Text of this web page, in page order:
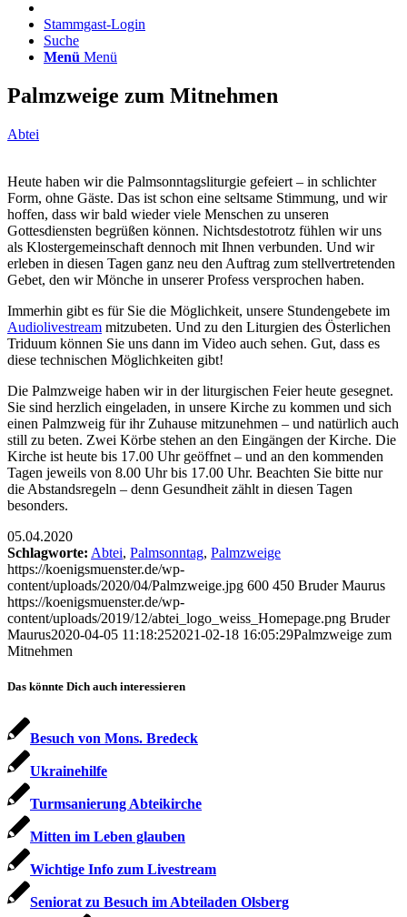
Stammgast-Login
Suche
Menü Menü
Palmzweige zum Mitnehmen
Abtei
Heute haben wir die Palmsonntagsliturgie gefeiert – in schlichter
Form, ohne Gäste. Das ist schon eine seltsame Stimmung, und wir
hoffen, dass wir bald wieder viele Menschen zu unseren
Gottesdiensten begrüßen können. Nichtsdestotrotz fühlen wir uns
als Klostergemeinschaft dennoch mit Ihnen verbunden. Und wir
erleben in diesen Tagen ganz neu den Auftrag zum stellvertretenden
Gebet, den wir Mönche in unserer Profess versprochen haben.
Immerhin gibt es für Sie die Möglichkeit, unsere Stundengebete im
Audiolivestream mitzubeten. Und zu den Liturgien des Österlichen
Triduum können Sie uns dann im Video auch sehen. Gut, dass es
diese technischen Möglichkeiten gibt!
Die Palmzweige haben wir in der liturgischen Feier heute gesegnet.
Sie sind herzlich eingeladen, in unsere Kirche zu kommen und sich
einen Palmzweig für ihr Zuhause mitzunehmen – und natürlich auch
still zu beten. Zwei Körbe stehen an den Eingängen der Kirche. Die
Kirche ist heute bis 17.00 Uhr geöffnet – und an den kommenden
Tagen jeweils von 8.00 Uhr bis 17.00 Uhr. Beachten Sie bitte nur
die Abstandsregeln – denn Gesundheit zählt in diesen Tagen
besonders.
05.04.2020
Schlagworte: Abtei, Palmsonntag, Palmzweige
https://koenigsmuenster.de/wp-
content/uploads/2020/04/Palmzweige.jpg 600 450 Bruder Maurus
https://koenigsmuenster.de/wp-
content/uploads/2019/12/abtei_logo_weiss_Homepage.png Bruder
Maurus2020-04-05 11:18:252021-02-18 16:05:29Palmzweige zum
Mitnehmen
Das könnte Dich auch interessieren
Besuch von Mons. Bredeck
Ukrainehilfe
Turmsanierung Abteikirche
Mitten im Leben glauben
Wichtige Info zum Livestream
Seniorat zu Besuch im Abteiladen Olsberg